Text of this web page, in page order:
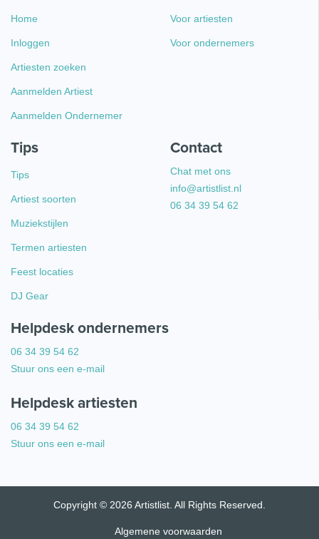
Home
Inloggen
Artiesten zoeken
Aanmelden Artiest
Aanmelden Ondernemer
Voor artiesten
Voor ondernemers
Tips
Tips
Artiest soorten
Muziekstijlen
Termen artiesten
Feest locaties
DJ Gear
Contact
Chat met ons
info@artistlist.nl
06 34 39 54 62
Helpdesk ondernemers
06 34 39 54 62
Stuur ons een e-mail
Helpdesk artiesten
06 34 39 54 62
Stuur ons een e-mail
Copyright © 2026 Artistlist. All Rights Reserved.
Algemene voorwaarden